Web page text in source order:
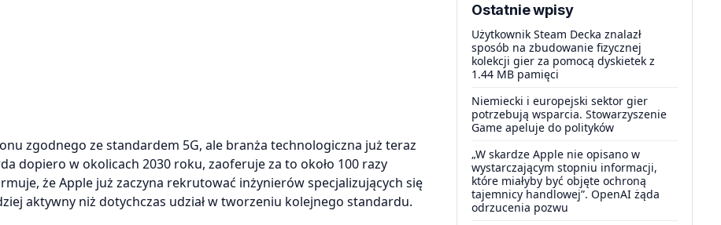
zgodnego ze standardem 5G, ale branża technologiczna już teraz
dopiero w okolicach 2030 roku, zaoferuje za to około 100 razy
że Apple już zaczyna rekrutować inżynierów specjalizujących się
aktywny niż dotychczas udział w tworzeniu kolejnego standardu.
Ostatnie wpisy
Użytkownik Steam Decka znalazł
sposób na zbudowanie fizycznej
kolekcji gier za pomocą dyskietek z
1.44 MB pamięci
Niemiecki i europejski sektor gier
potrzebują wsparcia. Stowarzyszenie
Game apeluje do polityków
„W skardze Apple nie opisano w
wystarczającym stopniu informacji,
które miałyby być objęte ochroną
tajemnicy handlowej”. OpenAI żąda
odrzucenia pozwu